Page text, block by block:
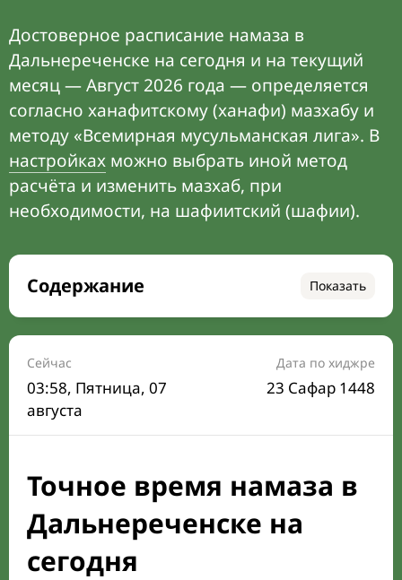
Достоверное расписание намаза в
Дальнереченске на сегодня и на текущий
месяц — Август 2026 года — определяется
согласно ханафитскому (ханафи) мазхабу и
методу «Всемирная мусульманская лига». В
настройках можно выбрать иной метод
расчёта и изменить мазхаб, при
необходимости, на шафиитский (шафии).
Содержание Показать
Время намаза на сегодня
Расписание на месяц
Время Сухура и Ифтара на сегодня
Календарь рамадана
Направление киблы
Сейчас
03:58, Пятница, 07
августа
Дата по хиджре
23 Сафар 1448
Точное время намаза в
Дальнереченске на
сегодня